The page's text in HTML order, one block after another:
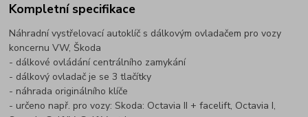
Kompletní specifikace
Náhradní vystřelovací autoklíč s dálkovým ovladačem pro vozy
koncernu VW, Škoda
- dálkové ovládání centrálního zamykání
- dálkový ovladač je se 3 tlačítky
- náhrada originálního klíče
- určeno např. pro vozy: Skoda: Octavia II + facelift, Octavia I,